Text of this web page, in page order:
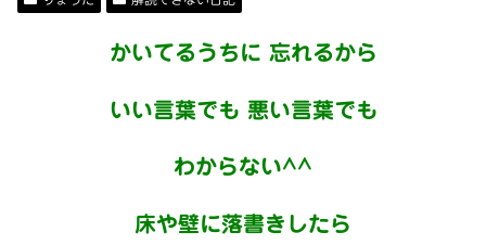
かいてるうちに 忘れるから
いい言葉でも 悪い言葉でも
わからない^^
床や壁に落書きしたら